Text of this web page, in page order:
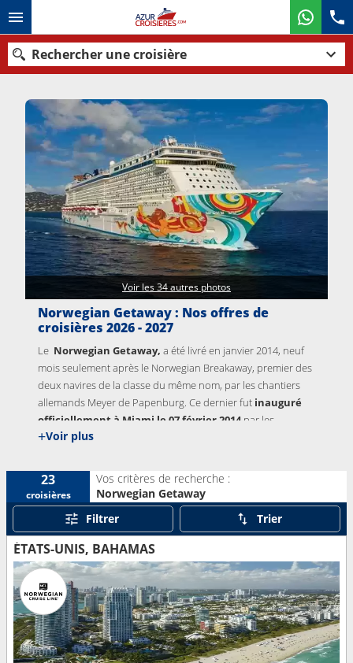
Rechercher une croisière
Nos destinations
Mois de départ
Ports Compagnies
Rechercher
Norwegian Getaway : Nos offres de
croisières 2026 - 2027
Le Norwegian Getaway, a été livré en janvier 2014​, neuf
mois seulement après le Norwegian Breakaway, premier des
deux navires de la classe du même nom, par les chantiers
allemands Meyer de Papenburg. Ce dernier fut inauguré
officiellement à Miami le 07 février 2014 par les
cheerleaders de l’équipe de football américain des Miami
Cruise Line a fait appel à
un artiste pour réaliser la
fresque peinte sur la coque du navire et c’est David «
LEBO » Le Batardqui s’employa à imaginer cette proue
colorée et peindre une sirène de chaque côté.
+Voir plus
Voir les 34 autres photos
23
croisières
Vos critères de recherche :
Norwegian Getaway
Filtrer
Trier
ÉTATS-UNIS, BAHAMAS